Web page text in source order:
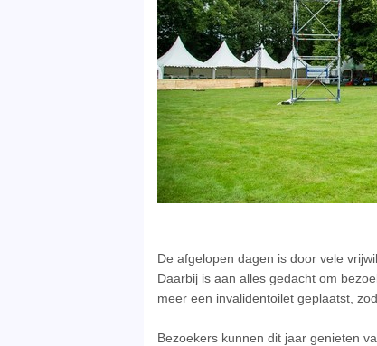
De afgelopen dagen is door vele
Daarbij is aan alles gedacht om
meer een invalidentoilet geplaatst,
Bezoekers kunnen dit jaar genieten